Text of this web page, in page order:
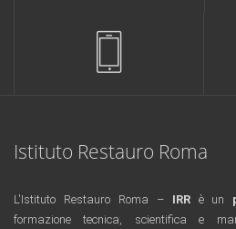
Istituto Restauro Roma
L'Istituto Restauro Roma – IRRè un
formazione tecnica, scientifica e